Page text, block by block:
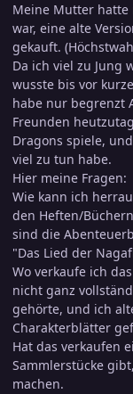
Meine Mutter hatte
war, eine alte
gekauft.
Da ich viel zu Jung
wusste bis vor
habe nur begrenzt
Freunden
Dragons spiele,
viel zu tun habe.
Hier meine Fragen:
Wie kann ich
den Heften/
sind die
"Das Lied der
Wo verkaufe ich
nicht ganz
gehörte, und ich
Charakterblätter
Hat das verkaufen
Sammlerstücke
machen.